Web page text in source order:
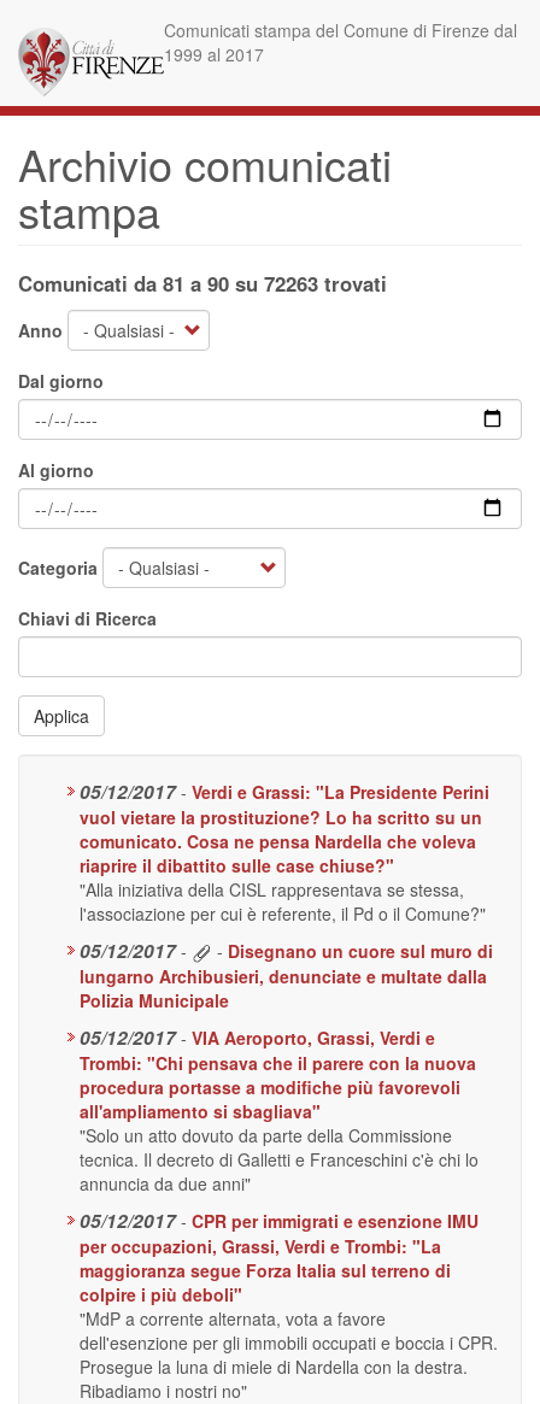
contenuto
principale
Comunicati stampa del Comune di Firenze dal
1999 al 2017
Archivio comunicati
stampa
Comunicati da 81 a 90 su 72263 trovati
Anno
Dal giorno
Al giorno
Categoria
Chiavi di Ricerca
Applica
05/12/2017 - Verdi e Grassi: "La Presidente Perini
vuol vietare la prostituzione? Lo ha scritto su un
comunicato. Cosa ne pensa Nardella che voleva
riaprire il dibattito sulle case chiuse?"
"Alla iniziativa della CISL rappresentava se stessa,
l'associazione per cui è referente, il Pd o il Comune?"
05/12/2017 - - Disegnano un cuore sul muro di
lungarno Archibusieri, denunciate e multate dalla
Polizia Municipale
05/12/2017 - VIA Aeroporto, Grassi, Verdi e
Trombi: "Chi pensava che il parere con la nuova
procedura portasse a modifiche più favorevoli
all'ampliamento si sbagliava"
"Solo un atto dovuto da parte della Commissione
tecnica. Il decreto di Galletti e Franceschini c'è chi lo
annuncia da due anni"
05/12/2017 - CPR per immigrati e esenzione IMU
per occupazioni, Grassi, Verdi e Trombi: "La
maggioranza segue Forza Italia sul terreno di
colpire i più deboli"
"MdP a corrente alternata, vota a favore
dell'esenzione per gli immobili occupati e boccia i CPR.
Prosegue la luna di miele di Nardella con la destra.
Ribadiamo i nostri no"